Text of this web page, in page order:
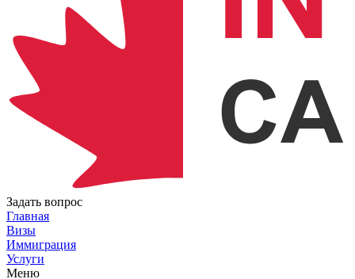
Задать вопрос
Главная
Визы
Иммиграция
Услуги
Меню